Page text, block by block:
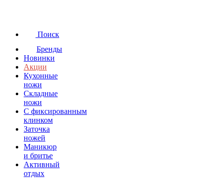
Поиск
Бренды
Новинки
Акции
Кухонные
ножи
Складные
ножи
C фиксированным
клинком
Заточка
ножей
Маникюр
и бритье
Активный
отдых